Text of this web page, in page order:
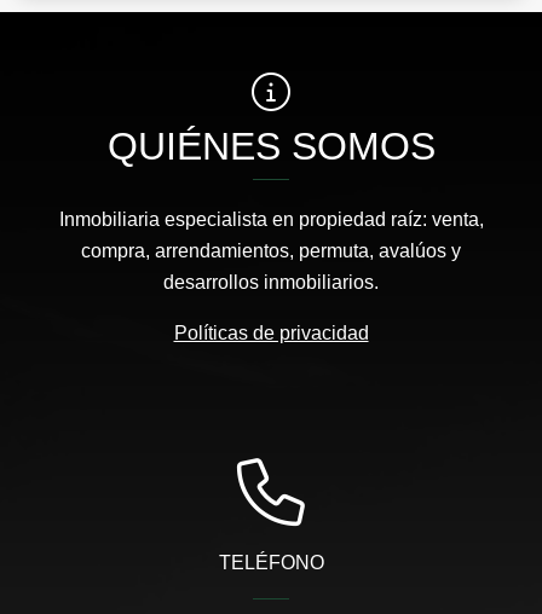
QUIÉNES SOMOS
Inmobiliaria especialista en propiedad raíz: venta,
compra, arrendamientos, permuta, avalúos y
desarrollos inmobiliarios.
Políticas de privacidad
TELÉFONO